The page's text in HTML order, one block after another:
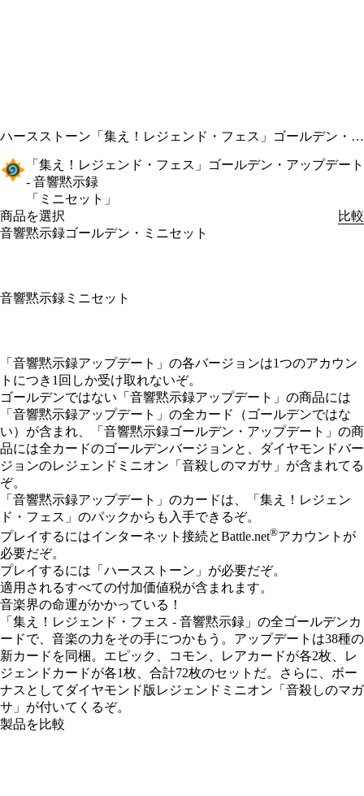
ハースストーン 「集え！レジェンド・フェス」ゴールデン・アップデート - 音響黙示録
「集え！レジェンド・フェス」ゴールデン・アップデート
- 音響黙示録
「ミニセット」
商品を選択
比較
音響黙示録ゴールデン・ミニセット
音響黙示録ミニセット
Available actions
「音響黙示録アップデート」の各バージョンは1つのアカウン
トにつき1回しか受け取れないぞ。
ゴールデンではない「音響黙示録アップデート」の商品には
「音響黙示録アップデート」の全カード（ゴールデンではな
い）が含まれ、「音響黙示録ゴールデン・アップデート」の商
品には全カードのゴールデンバージョンと、ダイヤモンドバー
ジョンのレジェンドミニオン「音殺しのマガサ」が含まれてる
ぞ。
「音響黙示録アップデート」のカードは、「集え！レジェン
ド・フェス」のパックからも入手できるぞ。
プレイするにはインターネット接続とBattle.net®アカウントが
必要だぞ。
プレイするには「ハースストーン」が必要だぞ。
適用されるすべての付加価値税が含まれます。
音楽界の命運がかかっている！
「集え！レジェンド・フェス - 音響黙示録」の全ゴールデンカ
ードで、音楽の力をその手につかもう。アップデートは38種の
新カードを同梱。エピック、コモン、レアカードが各2枚、レ
ジェンドカードが各1枚、合計72枚のセットだ。さらに、ボー
ナスとしてダイヤモンド版レジェンドミニオン「音殺しのマガ
サ」が付いてくるぞ。
製品を比較